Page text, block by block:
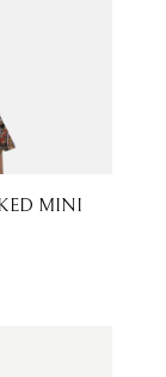
MINI